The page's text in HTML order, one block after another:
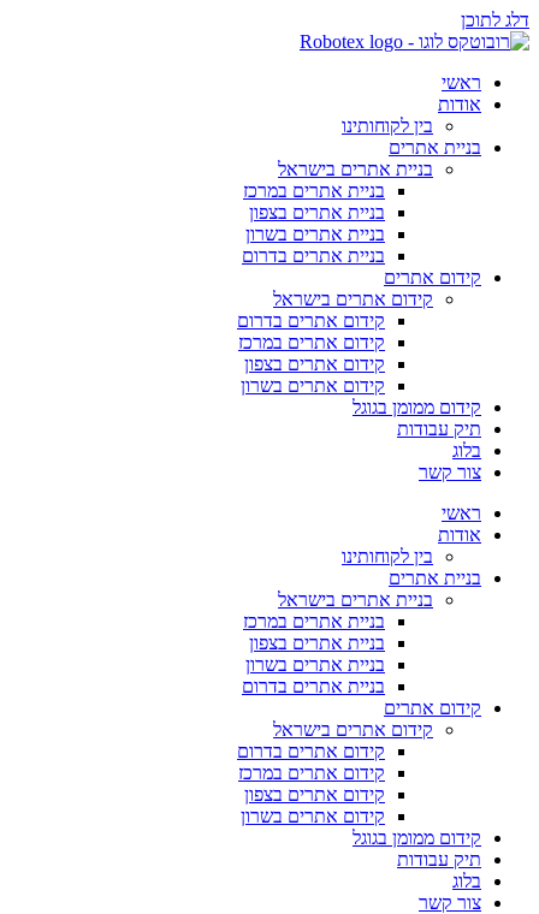
דלג לתוכן
ראשי
אודות
בין לקוחותינו
בניית אתרים
בניית אתרים בישראל
בניית אתרים במרכז
בניית אתרים בצפון
בניית אתרים בשרון
בניית אתרים בדרום
קידום אתרים
קידום אתרים בישראל
קידום אתרים בדרום
קידום אתרים במרכז
קידום אתרים בצפון
קידום אתרים בשרון
קידום ממומן בגוגל
תיק עבודות
בלוג
צור קשר
ראשי
אודות
בין לקוחותינו
בניית אתרים
בניית אתרים בישראל
בניית אתרים במרכז
בניית אתרים בצפון
בניית אתרים בשרון
בניית אתרים בדרום
קידום אתרים
קידום אתרים בישראל
קידום אתרים בדרום
קידום אתרים במרכז
קידום אתרים בצפון
קידום אתרים בשרון
קידום ממומן בגוגל
תיק עבודות
בלוג
צור קשר